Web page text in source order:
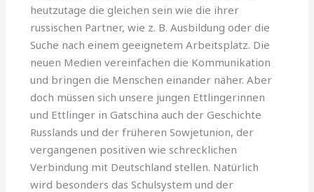
heutzutage die gleichen sein wie die ihrer
russischen Partner, wie z. B. Ausbildung oder die
Suche nach einem geeignetem Arbeitsplatz. Die
neuen Medien vereinfachen die Kommunikation
und bringen die Menschen einander näher. Aber
doch müssen sich unsere jungen Ettlingerinnen
und Ettlinger in Gatschina auch der Geschichte
Russlands und der früheren Sowjetunion, der
vergangenen positiven wie schrecklichen
Verbindung mit Deutschland stellen. Natürlich
wird besonders das Schulsystem und der